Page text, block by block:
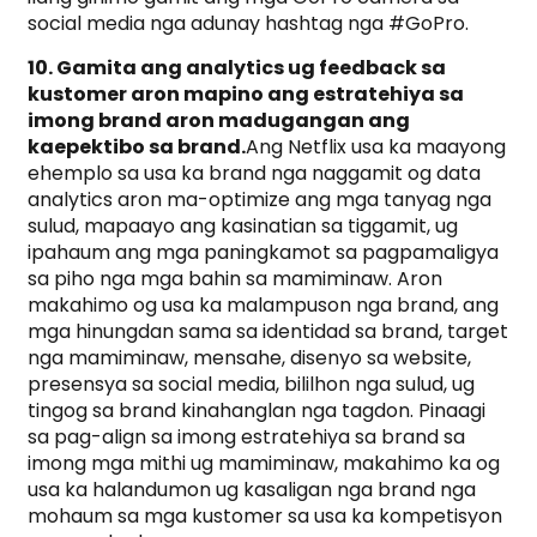
social media nga adunay hashtag nga #GoPro.
10. Gamita ang analytics ug feedback sa
kustomer aron mapino ang estratehiya sa
imong brand aron madugangan ang
kaepektibo sa brand.Ang Netflix usa ka maayong
ehemplo sa usa ka brand nga naggamit og data
analytics aron ma-optimize ang mga tanyag nga
sulud, mapaayo ang kasinatian sa tiggamit, ug
ipahaum ang mga paningkamot sa pagpamaligya
sa piho nga mga bahin sa mamiminaw. Aron
makahimo og usa ka malampuson nga brand, ang
mga hinungdan sama sa identidad sa brand, target
nga mamiminaw, mensahe, disenyo sa website,
presensya sa social media, bililhon nga sulud, ug
tingog sa brand kinahanglan nga tagdon. Pinaagi
sa pag-align sa imong estratehiya sa brand sa
imong mga mithi ug mamiminaw, makahimo ka og
usa ka halandumon ug kasaligan nga brand nga
mohaum sa mga kustomer sa usa ka kompetisyon